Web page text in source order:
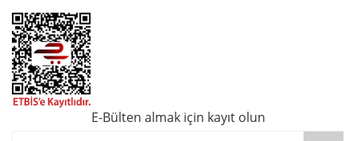
E-Bülten almak için kayıt olun